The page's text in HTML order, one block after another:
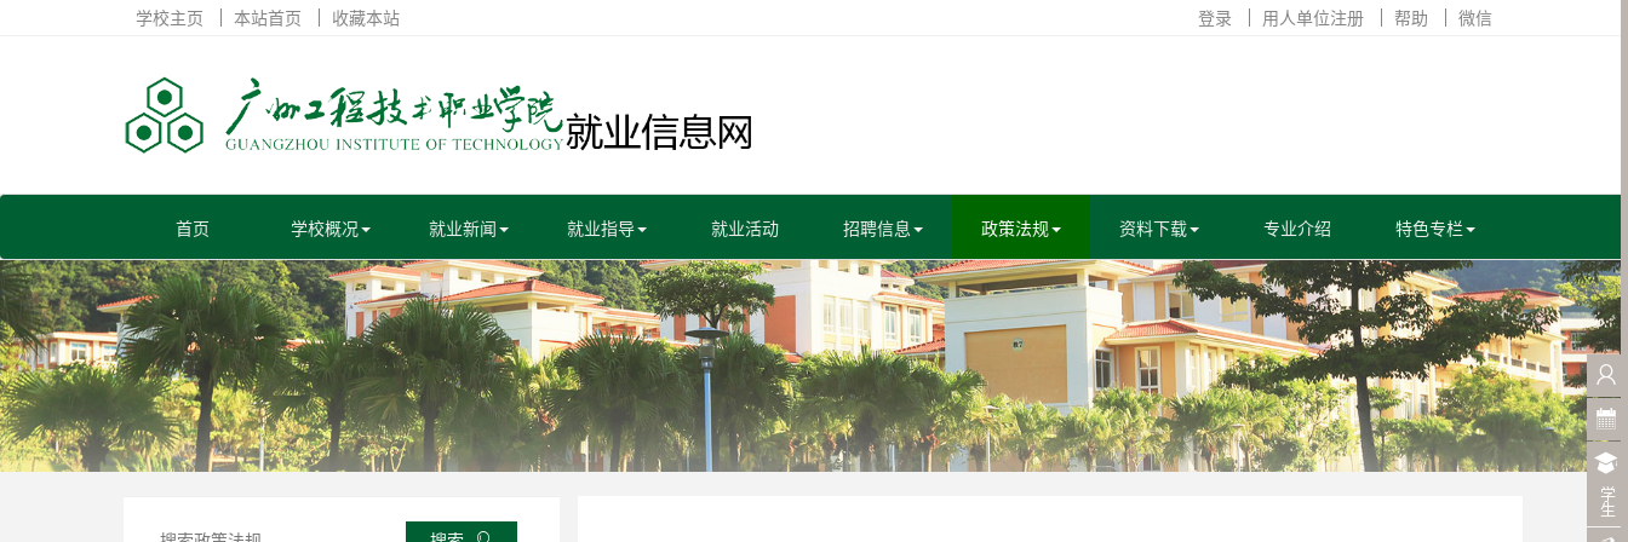
学校主页 本站首页 收藏本站 登录 用人单位注册 帮助 微信
首页 学校概况 就业新闻 就业指导 就业活动 招聘信息 政策法规 资料下载 专业介绍 特色专栏
学生